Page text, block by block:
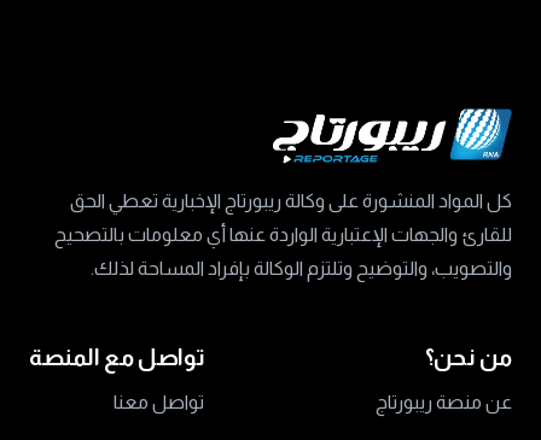
كل المواد المنشورة على وكالة ريبورتاج الإخبارية تعطي الحق
للقارئ والجهات الإعتبارية الواردة عنها أي معلومات بالتصحيح
والتصويب، والتوضيح وتلتزم الوكالة بإفراد المساحة لذلك.
من نحن؟
عن منصة ريبورتاج
تواصل مع المنصة
تواصل معنا